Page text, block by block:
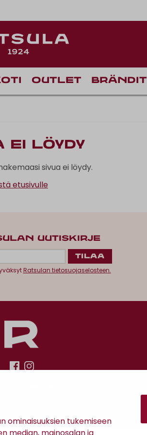
ominaisuuksien tukemiseen
Outlet Brändit
ei löydy
sivua ei löydy.
etusivulle
UUTISKIRJE
Ratsulan tietosuojaselosteen.